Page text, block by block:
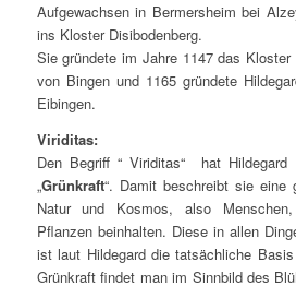
Aufgewachsen in Bermersheim bei
ins Kloster Disibodenberg.
Sie gründete im Jahre 1147 das
von Bingen und 1165 gründete
Eibingen.
Viriditas:
Den Begriff “ Viriditas“ hat
„Grünkraft“. Damit beschreibt sie eine
Natur und Kosmos, also
Pflanzen beinhalten. Diese in allen
ist laut Hildegard die tatsächliche
Grünkraft findet man im Sinnbild des